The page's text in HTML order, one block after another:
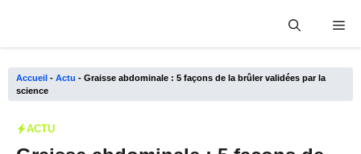
Accueil - Actu - Graisse abdominale : 5 façons de la brûler validées par la
science
ACTU